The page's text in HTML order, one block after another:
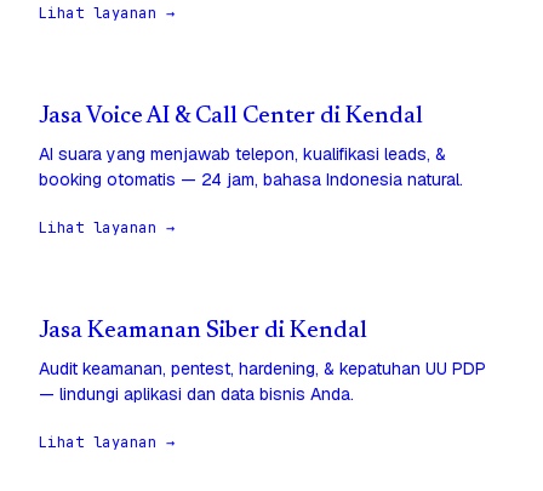
Lihat layanan →
Jasa Voice AI & Call Center di Kendal
AI suara yang menjawab telepon, kualifikasi leads, &
booking otomatis — 24 jam, bahasa Indonesia natural.
Lihat layanan →
Jasa Keamanan Siber di Kendal
Audit keamanan, pentest, hardening, & kepatuhan UU PDP
— lindungi aplikasi dan data bisnis Anda.
Lihat layanan →